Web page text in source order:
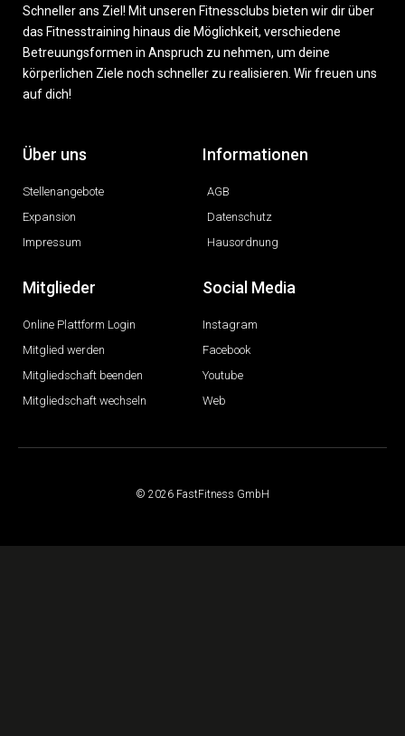
Schneller ans Ziel! Mit unseren Fitnessclubs bieten wir dir über
das Fitnesstraining hinaus die Möglichkeit, verschiedene
Betreuungsformen in Anspruch zu nehmen, um deine
körperlichen Ziele noch schneller zu realisieren. Wir freuen uns
auf dich!
Über uns
Stellenangebote
Expansion
Impressum
Informationen
AGB
Datenschutz
Hausordnung
Mitglieder
Online Plattform Login
Mitglied werden
Mitgliedschaft beenden
Mitgliedschaft wechseln
Social Media
Instagram
Facebook
Youtube
Web
© 2026 FastFitness GmbH